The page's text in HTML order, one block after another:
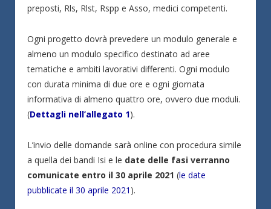
preposti, Rls, Rlst, Rspp e Asso, medici competenti.
Ogni progetto dovrà prevedere un modulo generale e
almeno un modulo specifico destinato ad aree
tematiche e ambiti lavorativi differenti. Ogni modulo
con durata minima di due ore e ogni giornata
informativa di almeno quattro ore, ovvero due moduli.
(Dettagli nell’allegato 1).
L’invio delle domande sarà online con procedura simile
a quella dei bandi Isi e le date delle fasi verranno
comunicate entro il 30 aprile 2021 (le date
pubblicate il 30 aprile 2021 ).